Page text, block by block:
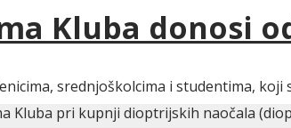
Kluba donosi
srednjoškolcima i studentima,
Kluba pri kupnji dioptrijskih naočala